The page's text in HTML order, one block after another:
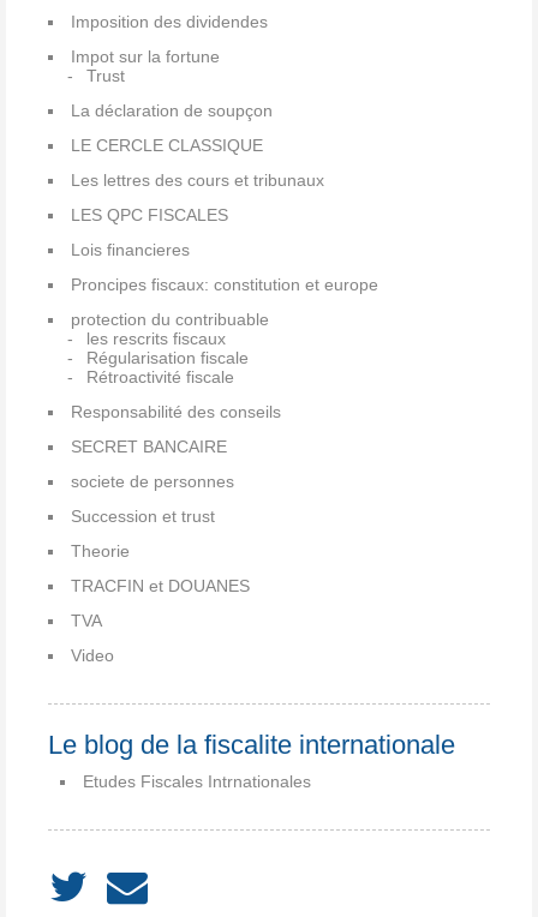
Imposition des dividendes
Impot sur la fortune
Trust
La déclaration de soupçon
LE CERCLE CLASSIQUE
Les lettres des cours et tribunaux
LES QPC FISCALES
Lois financieres
Proncipes fiscaux: constitution et europe
protection du contribuable
les rescrits fiscaux
Régularisation fiscale
Rétroactivité fiscale
Responsabilité des conseils
SECRET BANCAIRE
societe de personnes
Succession et trust
Theorie
TRACFIN et DOUANES
TVA
Video
Le blog de la fiscalite internationale
Etudes Fiscales Intrnationales